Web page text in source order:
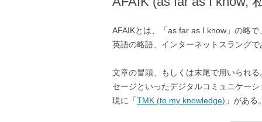
AFAIKとは、「as far as I know」の略
英語の略語、インターネットスラングで
文章の冒頭、もしくは末尾で用いられ
セージといったデジタルコミュニケー
現に「TMK (to my knowledge) 」がある。